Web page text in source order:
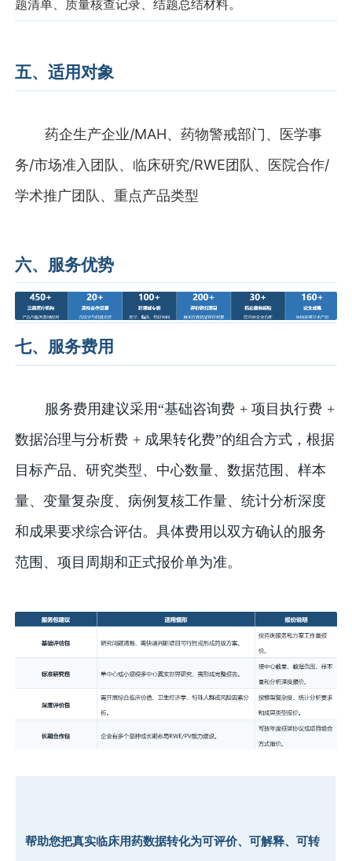
题清单、质量核查记录、结题总结材料。
五、适用对象
药企生产企业/MAH、药物警戒部门、医学事
务/市场准入团队、临床研究/RWE团队、医院合作/
学术推广团队、重点产品类型
六、服务优势
七、服务费用
服务费用建议采用“基础咨询费 + 项目执行费 +
数据治理与分析费 + 成果转化费”的组合方式，根据
目标产品、研究类型、中心数量、数据范围、样本
量、变量复杂度、病例复核工作量、统计分析深度
和成果要求综合评估。具体费用以双方确认的服务
范围、项目周期和正式报价单为准。
帮助您把真实临床用药数据转化为可评价、可解释、可转